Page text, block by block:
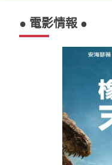
● 電影情報 ●